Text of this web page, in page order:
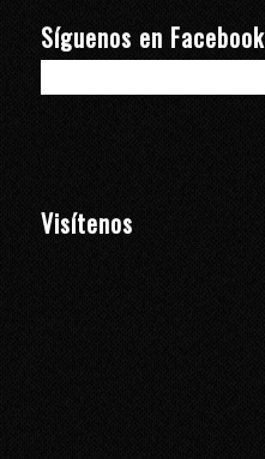
Síguenos en Facebook
Visítenos